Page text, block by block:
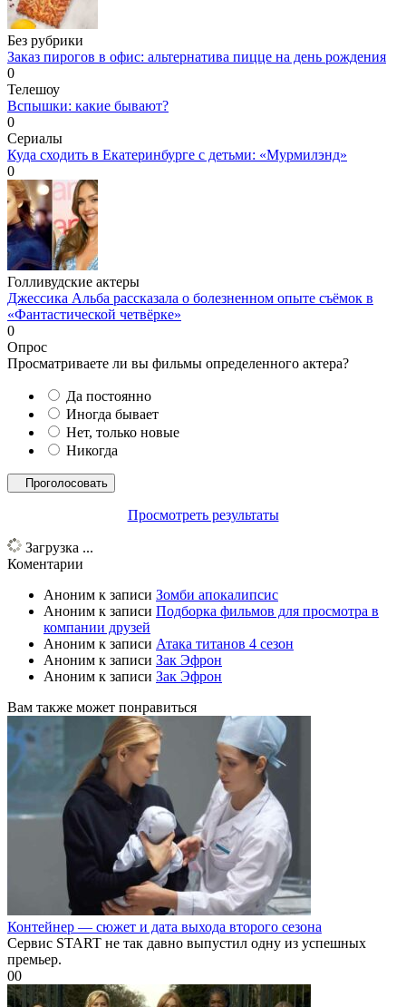
Без рубрики
Заказ пирогов в офис: альтернатива пицце на день рождения
0
Телешоу
Вспышки: какие бывают?
0
Сериалы
Куда сходить в Екатеринбурге с детьми: «Мурмилэнд»
0
Голливудские актеры
Джессика Альба рассказала о болезненном опыте съёмок в
«Фантастической четвёрке»
0
Опрос
Просматриваете ли вы фильмы определенного актера?
Да постоянно
Иногда бывает
Нет, только новые
Никогда
Просмотреть результаты
Загрузка ...
Коментарии
Аноним к записи Зомби апокалипсис
Аноним к записи Подборка фильмов для просмотра в
компании друзей
Аноним к записи Атака титанов 4 сезон
Аноним к записи Зак Эфрон
Аноним к записи Зак Эфрон
Вам также может понравиться
Контейнер — сюжет и дата выхода второго сезона
Сервис START не так давно выпустил одну из успешных
премьер.
00